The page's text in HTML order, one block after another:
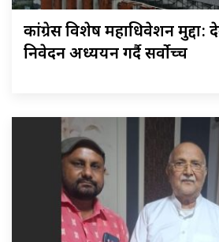
कांग्रेस विशेष महाधिवेशन मुद्दा:
निवेदन अध्ययन गर्दै सर्वोच्च